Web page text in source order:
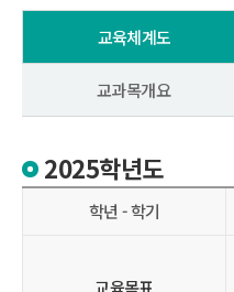
교육체계도
교과목개요
2025학년도
학년 - 학기
교육목표